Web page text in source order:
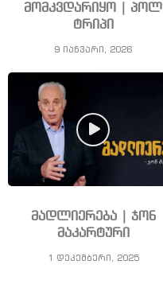
მომკვდარიყო | პოლ
ტრიპი
9 იანვარი, 2026
მადლიერება | ჯონ
მაკარტური
1 დეკემბერი, 2025